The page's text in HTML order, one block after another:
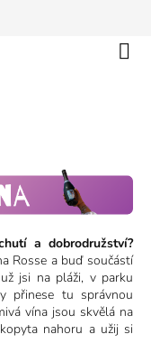
a dobrodružství?
Rosse a buď součástí
jsi na pláži, v parku
přinese tu správnou
vína jsou skvělá na
nahoru a užij si